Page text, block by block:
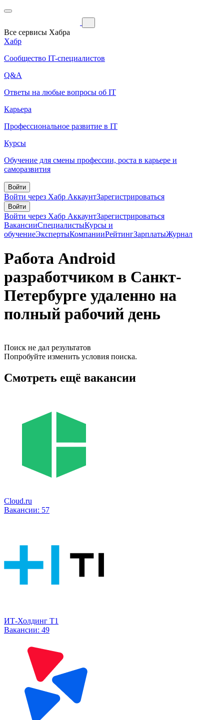
Все сервисы Хабра
Хабр
Сообщество IT-специалистов
Q&A
Ответы на любые вопросы об IT
Карьера
Профессиональное развитие в IT
Курсы
Обучение для смены профессии, роста в карьере и
саморазвития
Войти
Войти через Хабр АккаунтЗарегистрироваться
Войти
Войти через Хабр АккаунтЗарегистрироваться
ВакансииСпециалистыКурсы и
обучениеЭкспертыКомпанииРейтингЗарплатыЖурнал
Работа Android
разработчиком в Санкт-
Петербурге удаленно на
полный рабочий день
Поиск не дал результатов
Попробуйте изменить условия поиска.
Смотреть ещё вакансии
Cloud.ru
Вакансии: 57
ИТ-Холдинг Т1
Вакансии: 49